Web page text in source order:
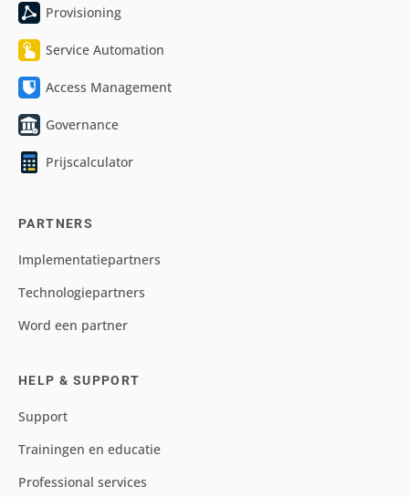
Provisioning
Service Automation
Access Management
Governance
Prijscalculator
PARTNERS
Implementatiepartners
Technologiepartners
Word een partner
HELP & SUPPORT
Support
Trainingen en educatie
Professional services